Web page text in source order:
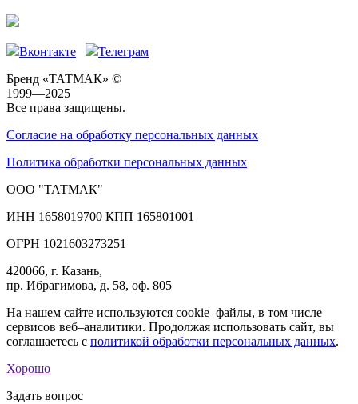
Вконтакте
Телеграм
Бренд «ТАТМАК» ©
1999—2025
Все права защищены.
Согласие на обработку персональных данных
Политика обработки персональных данных
ООО "ТАТМАК"
ИНН 1658019700 КПП 165801001
ОГРН 1021603273251
420066, г. Казань,
пр. Ибрагимова, д. 58, оф. 805
На нашем сайте используются cookie–файлы, в том числе
сервисов веб–аналитики. Продолжая использовать сайт, вы
соглашаетесь с политикой обработки персональных данных.
Хорошо
Задать вопрос